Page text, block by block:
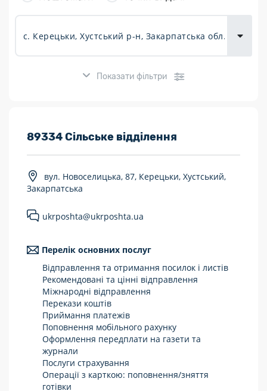
Показати фільтри
Розклад роботи:
Працюють після 19:00
Укрпошта Експрес/тариф «Пріоритетний»
Укрпошта Стандарт/тариф «Базовий»
Доставка за межі України
Прийом вантажів
Фінансові послуги:
Термінові перекази
89334 Сільське відділення
вул. Новоселицька, 87, Керецьки, Хустський,
Закарпатська
ukrposhta@ukrposhta.ua
Перелік основних послуг
Відправлення та отримання посилок і листів
Рекомендовані та цінні відправлення
Міжнародні відправлення
Перекази коштів
Приймання платежів
Поповнення мобільного рахунку
Оформлення передплати на газети та
журнали
Послуги страхування
Операції з карткою: поповнення/зняття
готівки